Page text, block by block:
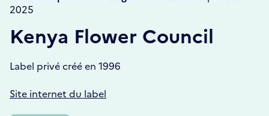
2025
Kenya Flower Council
Label privé créé en 1996
Site internet du label